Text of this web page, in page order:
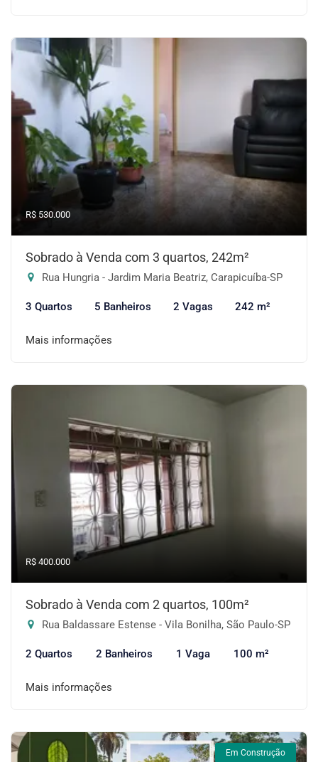
R$ 530.000
Sobrado à Venda com 3 quartos, 242m²
Rua Hungria - Jardim Maria Beatriz, Carapicuíba-SP
3 Quartos 5 Banheiros 2 Vagas 242 m²
Mais informações
R$ 400.000
Sobrado à Venda com 2 quartos, 100m²
Rua Baldassare Estense - Vila Bonilha, São Paulo-SP
2 Quartos 2 Banheiros 1 Vaga 100 m²
Mais informações
Em Construção